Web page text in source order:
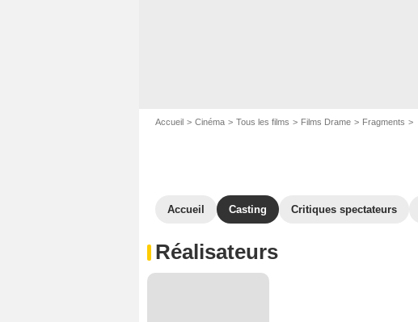
Accueil Cinéma Tous les films Films Drame Fragments
Accueil Casting Critiques spectateurs
Réalisateurs